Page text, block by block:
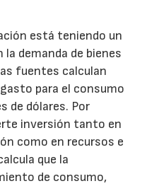
está teniendo un
demanda de bienes
fuentes calculan
para el consumo
de dólares. Por
inversión tanto en
como en recursos e
que la
de consumo,